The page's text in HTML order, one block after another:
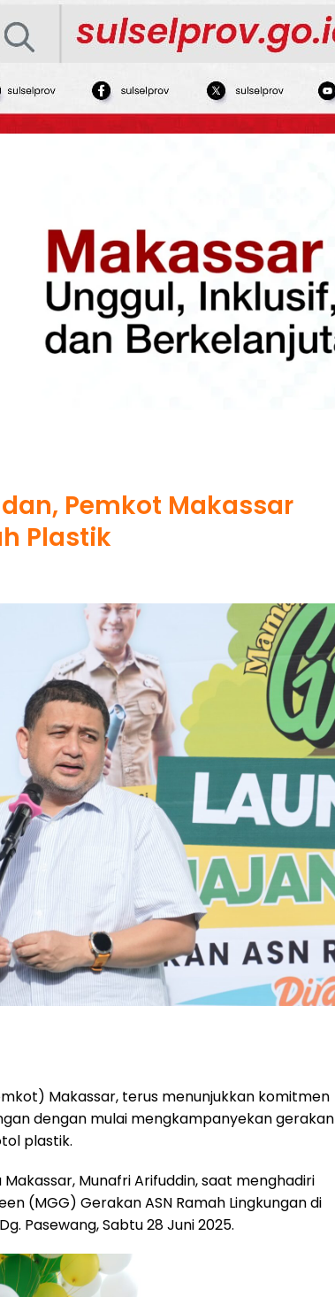
Pemkot Makassar
Plastik
Makassar, terus menunjukkan komitmen
dengan mulai mengkampanyekan gerakan
plastik.
Munafri Arifuddin, saat menghadiri
(MGG) Gerakan ASN Ramah Lingkungan di
Pasewang, Sabtu 28 Juni 2025.